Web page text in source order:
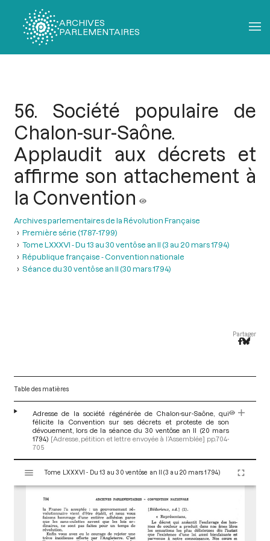
ARCHIVES
PARLEMENTAIRES
56. Société populaire de
Chalon-sur-Saône.
Applaudit aux décrets et
affirme son attachement à
la Convention
Archives parlementaires de la Révolution Française
Première série (1787-1799)
Tome LXXXVI - Du 13 au 30 ventôse an II (3 au 20 mars 1794)
République française - Convention nationale
Séance du 30 ventôse an II (30 mars 1794)
Partager
Table des matières
Adresse de la société régénérée de Chalon-sur-Saône, qui
félicite la Convention sur ses décrets et proteste de son
dévouement, lors de la séance du 30 ventôse an II (20 mars
1794) [Adresse, pétition et lettre envoyée à l’Assemblée] pp.704-
705
s
Tome LXXXVI - Du 13 au 30 ventôse an II (3 au 20 mars 1794)